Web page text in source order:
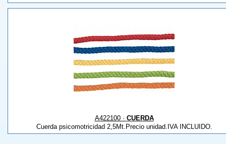
A422100 · CUERDA
Cuerda psicomotricidad 2,5Mt.Precio unidad.IVA INCLUIDO.